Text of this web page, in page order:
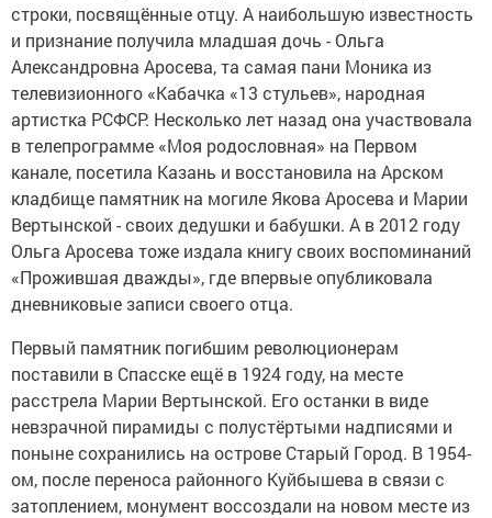
строки, посвящённые отцу. А наибольшую известность
и признание получила младшая дочь - Ольга
Александровна Аросева, та самая пани Моника из
телевизионного «Кабачка «13 стульев», народная
артистка РСФСР. Несколько лет назад она участвовала
в телепрограмме «Моя родословная» на Первом
канале, посетила Казань и восстановила на Арском
кладбище памятник на могиле Якова Аросева и Марии
Вертынской - своих дедушки и бабушки. А в 2012 году
Ольга Аросева тоже издала книгу своих воспоминаний
«Прожившая дважды», где впервые опубликовала
дневниковые записи своего отца.
Первый памятник погибшим революционерам
поставили в Спасске ещё в 1924 году, на месте
расстрела Марии Вертынской. Его останки в виде
невзрачной пирамиды с полустёртыми надписями и
поныне сохранились на острове Старый Город. В 1954-
ом, после переноса районного Куйбышева в связи с
затоплением, монумент воссоздали на новом месте из